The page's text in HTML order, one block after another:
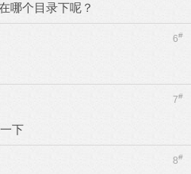
哪个目录下呢？
6#
7#
下
8#